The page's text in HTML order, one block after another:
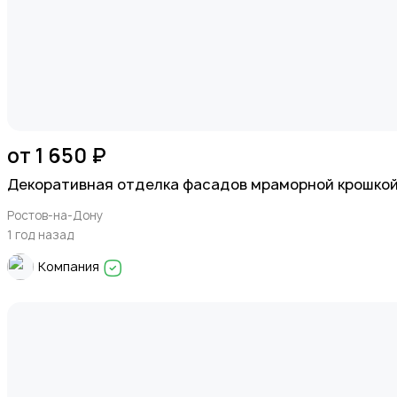
от 1 650 ₽
Декоративная отделка фасадов мраморной
Ростов-на-Дону
1 год назад
Компания